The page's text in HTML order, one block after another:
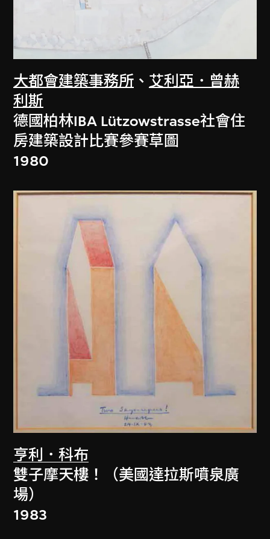
大都會建築事務所 、 艾利亞．曾赫
利斯
德國柏林IBA Lützowstrasse社會住
房建築設計比賽參賽草圖
1980
亨利．科布
雙子摩天樓！（美國達拉斯噴泉廣
場）
1983